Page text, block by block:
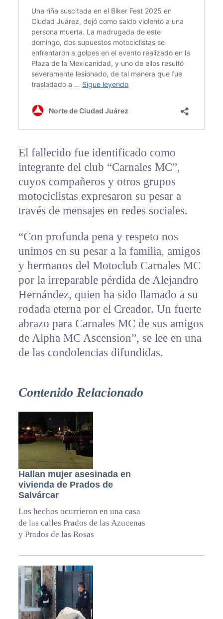
El fallecido fue identificado como
integrante del club “Carnales MC”,
cuyos compañeros y otros grupos
motociclistas expresaron su pesar a
través de mensajes en redes sociales.
“Con profunda pena y respeto nos
unimos en su pesar a la familia, amigos
y hermanos del Motoclub Carnales MC
por la irreparable pérdida de Alejandro
Hernández, quien ha sido llamado a su
rodada eterna por el Creador. Un fuerte
abrazo para Carnales MC de sus amigos
de Alpha MC Ascension”, se lee en una
de las condolencias difundidas.
Contenido Relacionado
Hallan mujer asesinada en
vivienda de Prados de
Salvárcar
Los hechos ocurrieron en una casa
de las calles Prados de las Azucenas
y Prados de las Rosas